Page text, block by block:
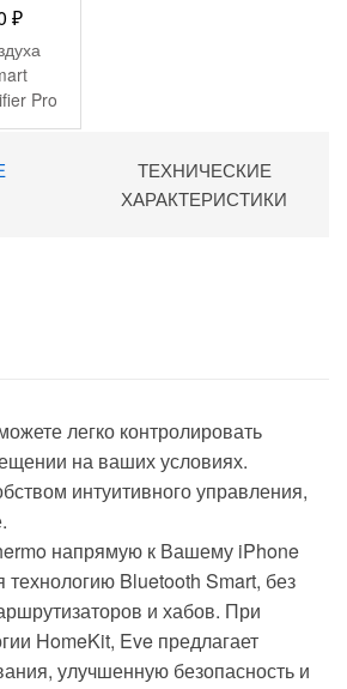
₽Текущая
цена:
9
490 ₽.
Pro
ТЕХНИЧЕСКИЕ
ХАРАКТЕРИСТИКИ
легко контролировать
на ваших условиях.
интуитивного управления,
напрямую к Вашему iPhone
технологию Bluetooth Smart, без
и хабов. При
HomeKit, Eve предлагает
улучшенную безопасность и